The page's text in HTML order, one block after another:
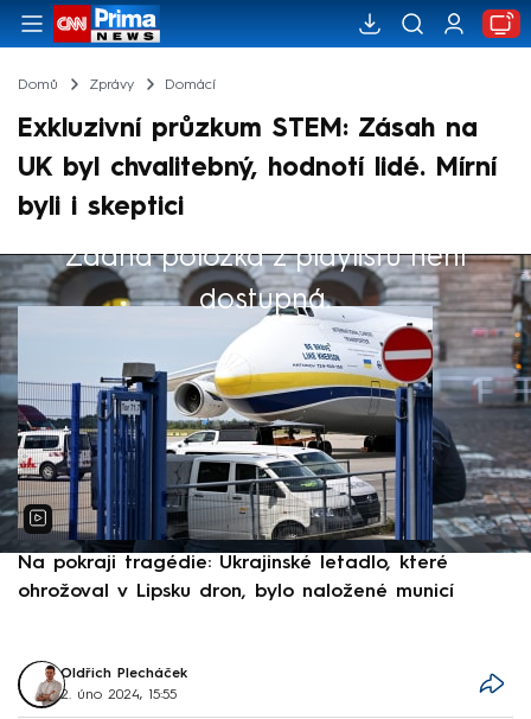
Domů Zprávy Domácí
Exkluzivní průzkum STEM: Zásah na
UK byl chvalitebný, hodnotí lidé. Mírní
byli i skeptici
Žádná položka z playlistu není
dostupná.
Výběr redakce
Na pokraji tragédie: Ukrajinské letadlo, které
ohrožoval v Lipsku dron, bylo naložené municí
Oldřich Plecháček
2. úno 2024, 15:55